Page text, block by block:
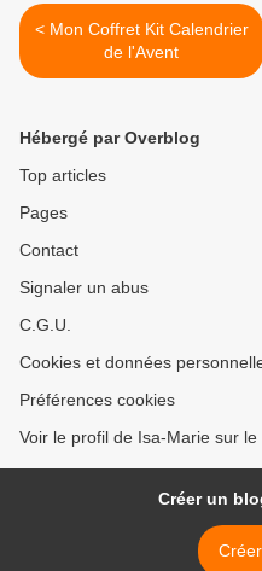
< Mon Coffret Kit Calendrier
de l'Avent
Hébergé par Overblog
Top articles
Pages
Contact
Signaler un abus
C.G.U.
Cookies et données
Préférences cookies
Voir le profil de Isa-Marie sur
Créer un